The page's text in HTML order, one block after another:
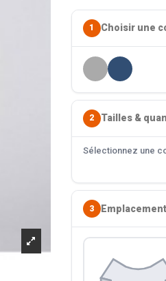
1 Choisir une
2 Tailles &
Sélectionnez une
3